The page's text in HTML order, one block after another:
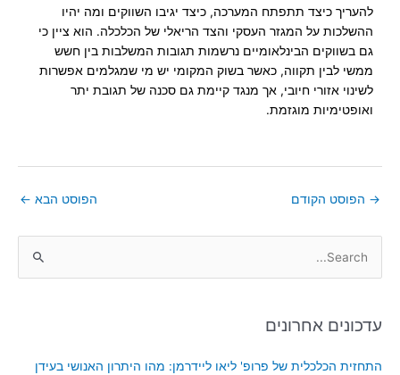
להעריך כיצד תתפתח המערכה, כיצד יגיבו השווקים ומה יהיו
ההשלכות על המגזר העסקי והצד הריאלי של הכלכלה. הוא ציין כי
גם בשווקים הבינלאומיים נרשמות תגובות המשלבות בין חשש
ממשי לבין תקווה, כאשר בשוק המקומי יש מי שמגלמים אפשרות
לשינוי אזורי חיובי, אך מנגד קיימת גם סכנה של תגובת יתר
ואופטימיות מוגזמת.
→ הפוסט הקודם הפוסט הבא ←
rעדכונים אחרונים
התחזית הכלכלית של פרופ' ליאו ליידרמן: מהו היתרון האנושי בעידן